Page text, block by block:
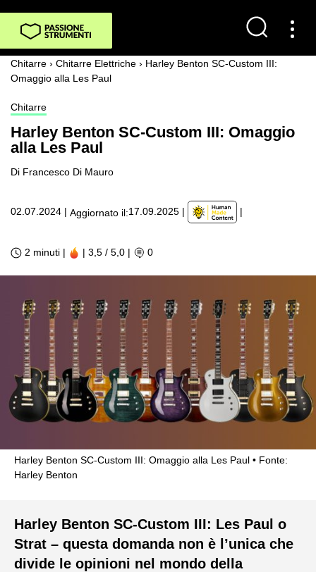
Chitarre › Chitarre Elettriche › Harley Benton SC-Custom III:
Omaggio alla Les Paul
Chitarre
Harley Benton SC-Custom III: Omaggio
alla Les Paul
Di Francesco Di Mauro
02.07.2024 | Aggiornato il:17.09.2025 | |
2 minuti | | 3,5 / 5,0 | 0
Harley Benton SC-Custom III: Omaggio alla Les Paul
Fonte:
Harley Benton
Harley Benton SC-Custom III: Les Paul o
Strat – questa domanda non è l’unica che
divide le opinioni nel mondo della